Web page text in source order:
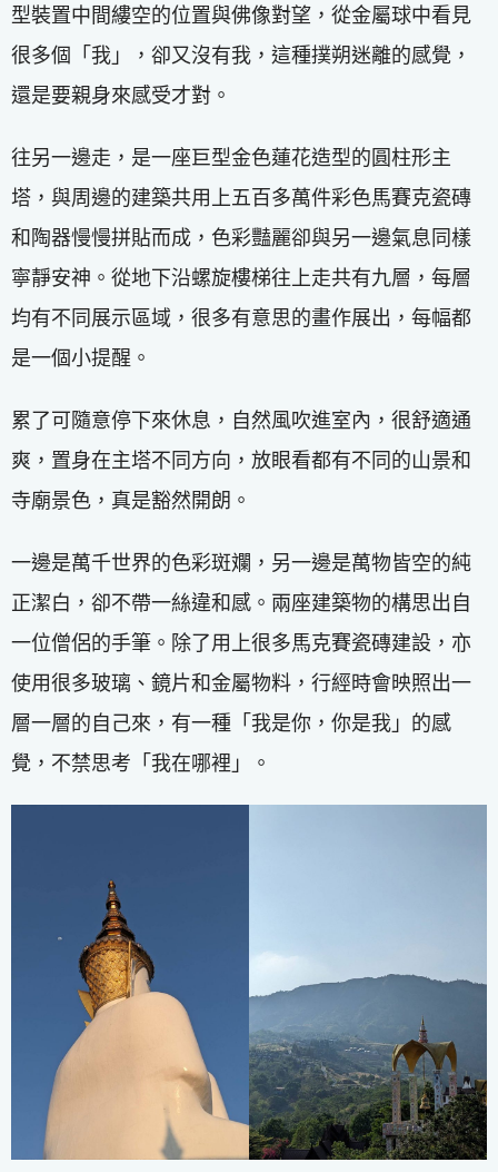
型裝置中間縷空的位置與佛像對望，從金屬球中看見
很多個「我」，卻又沒有我，這種撲朔迷離的感覺，
還是要親身來感受才對。
往另一邊走，是一座巨型金色蓮花造型的圓柱形主
塔，與周邊的建築共用上五百多萬件彩色馬賽克瓷磚
和陶器慢慢拼貼而成，色彩豔麗卻與另一邊氣息同樣
寧靜安神。從地下沿螺旋樓梯往上走共有九層，每層
均有不同展示區域，很多有意思的畫作展出，每幅都
是一個小提醒。
累了可隨意停下來休息，自然風吹進室內，很舒適通
爽，置身在主塔不同方向，放眼看都有不同的山景和
寺廟景色，真是豁然開朗。
一邊是萬千世界的色彩斑斕，另一邊是萬物皆空的純
正潔白，卻不帶一絲違和感。兩座建築物的構思出自
一位僧侶的手筆。除了用上很多馬克賽瓷磚建設，亦
使用很多玻璃、鏡片和金屬物料，行經時會映照出一
層一層的自己來，有一種「我是你，你是我」的感
覺，不禁思考「我在哪裡」。